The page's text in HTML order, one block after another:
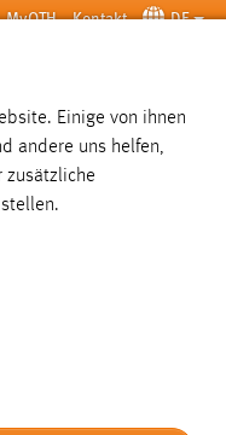
MyOTH Kontakt DE
SUCHE
Einige von ihnen
andere uns helfen,
zusätzliche